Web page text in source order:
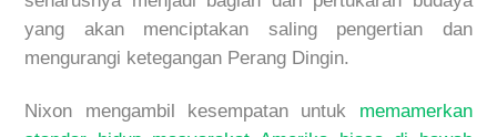
yang akan menciptakan saling pengertian dan
mengurangi ketegangan Perang Dingin.
Nixon mengambil kesempatan untuk memamerkan